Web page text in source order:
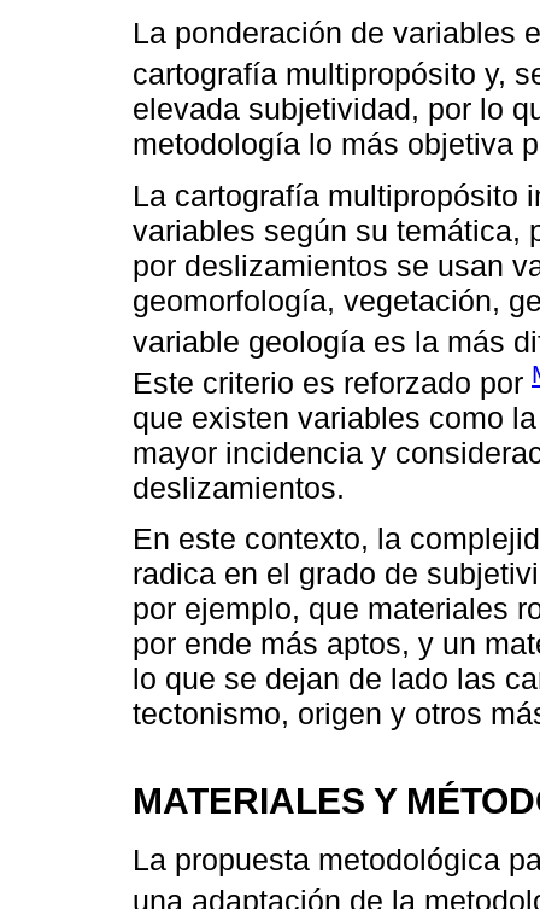
La ponderación de variables
cartografía multipropósito y,
elevada subjetividad, por lo
metodología lo más objetiva
La cartografía multipropósito
variables según su temática,
por deslizamientos se usan
geomorfología, vegetación,
variable geología es la más
Este criterio es reforzado por
que existen variables como
mayor incidencia y
deslizamientos.
En este contexto, la
radica en el grado de
por ejemplo, que materiales
por ende más aptos, y un
lo que se dejan de lado las
tectonismo, origen y otros
MATERIALES Y
La propuesta metodológica
una adaptación de la